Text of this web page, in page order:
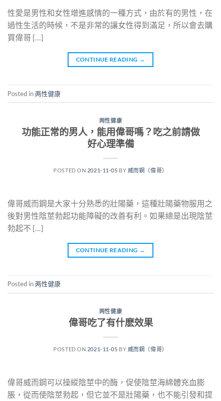
性愛是男性和女性增進感情的一種方式，由於有的男性，在
過性生活的時候，不是非常的讓女性得到滿足，所以會去購
買偉哥 […]
CONTINUE READING →
Posted in两性健康
两性健康
功能正常的男人，能用偉哥嗎？吃之前請做
好心理準備
POSTED ON 2021-11-05 BY 威而鋼（偉哥）
偉哥威而鋼是大家十分熟悉的壯陽藥，這種壯陽藥物服用之
後對男性陰莖勃起功能障礙的改善有利。如果總是出現陰莖
勃起不 […]
CONTINUE READING →
Posted in两性健康
两性健康
偉哥吃了有什麽效果
POSTED ON 2021-11-05 BY 威而鋼（偉哥）
偉哥威而鋼可以操縱陰莖中的酶，促使陰莖海綿體充血膨
脹，從而使陰莖勃起，但它並不是壯陽藥，也不能引發和提